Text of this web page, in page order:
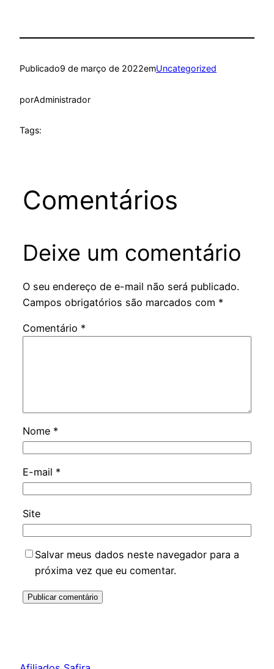
Publicado9 de março de 2022emUncategorized
porAdministrador
Tags:
Comentários
Deixe um comentário
O seu endereço de e-mail não será publicado.
Campos obrigatórios são marcados com *
Comentário *
Nome *
E-mail *
Site
Salvar meus dados neste navegador para a
próxima vez que eu comentar.